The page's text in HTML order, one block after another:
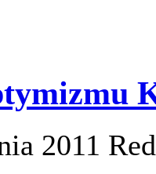
2011